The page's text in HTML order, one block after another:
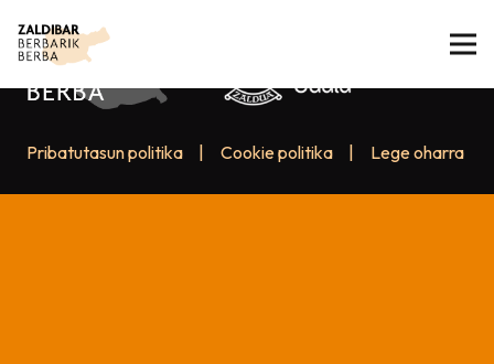
Pribatutasun politika Cookie politika Lege oharra